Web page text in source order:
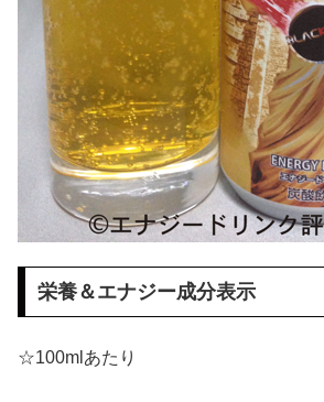
栄養＆エナジー成分表示
☆100mlあたり